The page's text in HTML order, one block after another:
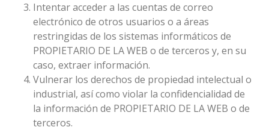
Intentar acceder a las cuentas de correo
electrónico de otros usuarios o a áreas
restringidas de los sistemas informáticos de
PROPIETARIO DE LA WEB o de terceros y, en su
caso, extraer información.
Vulnerar los derechos de propiedad intelectual o
industrial, así como violar la confidencialidad de
la información de PROPIETARIO DE LA WEB o de
terceros.